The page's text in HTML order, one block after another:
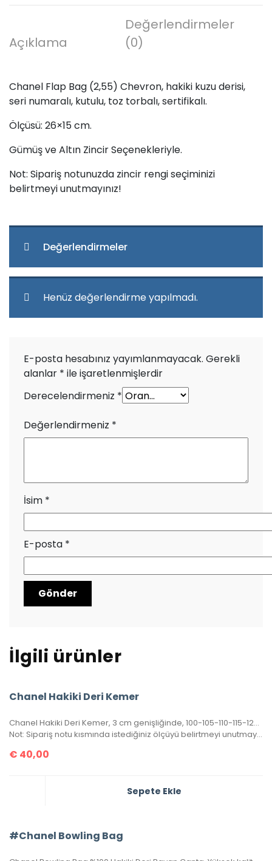
adet
Açıklama
Değerlendirmeler
(0)
Chanel Flap Bag (2,55) Chevron, hakiki kuzu derisi,
seri numaralı, kutulu, toz torbalı, sertifikalı.
Ölçüsü: 26×15 cm.
Gümüş ve Altın Zincir Seçenekleriyle.
Not: Sipariş notunuzda zincir rengi seçiminizi
belirtmeyi unutmayınız!
Değerlendirmeler
Henüz değerlendirme yapılmadı.
E-posta hesabınız yayımlanmayacak. Gerekli
alanlar * ile işaretlenmişlerdir
Derecelendirmeniz *
Değerlendirmeniz *
İsim *
E-posta *
İlgili ürünler
Chanel Hakiki Deri Kemer
Chanel Hakiki Deri Kemer, 3 cm genişliğinde, 100-105-110-115-120-125-130 cm uzunluğunda. Kutulu, sertifikalı.
Not: Sipariş notu kısmında istediğiniz ölçüyü belirtmeyi unutmayınız.
€ 40,00
Sepete Ekle
#Chanel Bowling Bag